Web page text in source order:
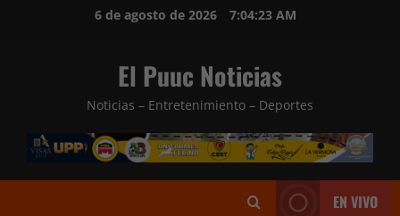
6 de agosto de 2026 7:04:26 AM
El Puuc Noticias
Noticias – Entretenimiento – Deportes
EN VIVO